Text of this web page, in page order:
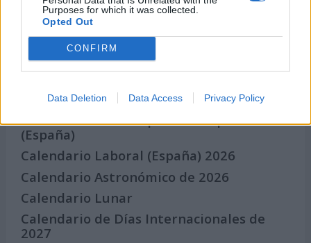
Purposes for which it was collected.
Opted Out
CONFIRM
Data Deletion Data Access Privacy Policy
Calendarios
Calendario Laboral por municipios
(España)
Calendario Laboral (España) 2026
Calendario Astronómico de 2026
Calendario Lunar
Calendario de Días Internacionales de
2027